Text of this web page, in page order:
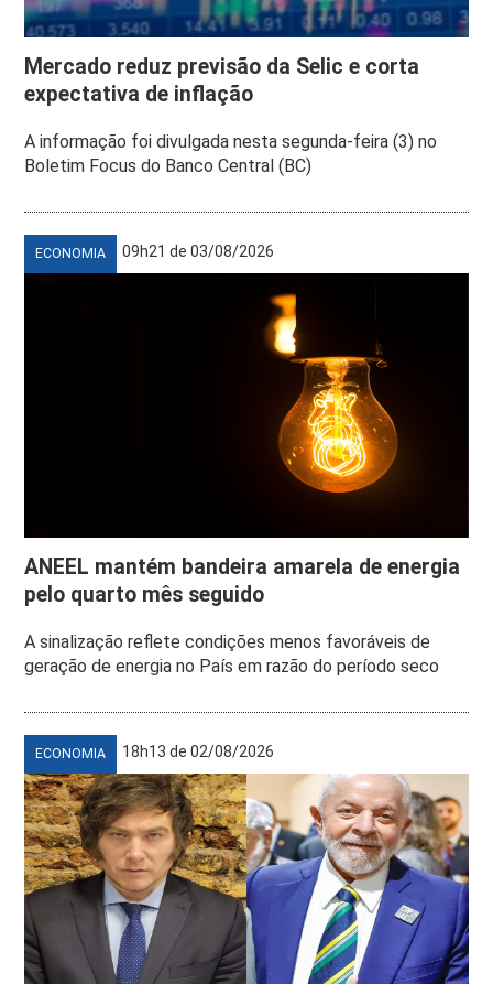
Mercado reduz previsão da Selic e corta
expectativa de inflação
A informação foi divulgada nesta segunda-feira (3) no
Boletim Focus do Banco Central (BC)
ECONOMIA 09h21 de 03/08/2026
ANEEL mantém bandeira amarela de energia
pelo quarto mês seguido
A sinalização reflete condições menos favoráveis de
geração de energia no País em razão do período seco
ECONOMIA 18h13 de 02/08/2026